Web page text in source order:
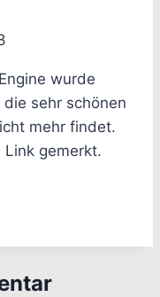
wurde
sehr schönen
mehr findet.
Link gemerkt.